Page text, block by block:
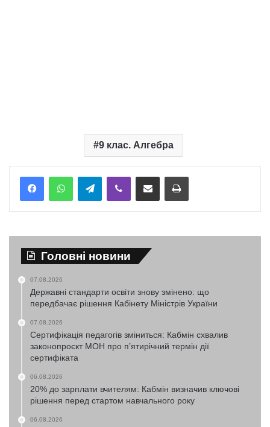
9 клас. Алгебра
TelegramViber Надіслати електронною поштоюНадрукувати
Головні новини
07.08.2026
Державні стандарти освіти знову змінено: що
передбачає рішення Кабінету Міністрів України
07.08.2026
Сертифікація педагогів зміниться: Кабмін схвалив
законопроєкт МОН про п’ятирічний термін дії
сертифіката
06.08.2026
20% до зарплати вчителям: Кабмін визначив ключові
рішення перед стартом навчального року
06.08.2026